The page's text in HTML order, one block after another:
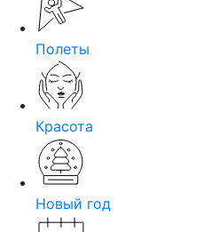
Полеты
Красота
Новый год